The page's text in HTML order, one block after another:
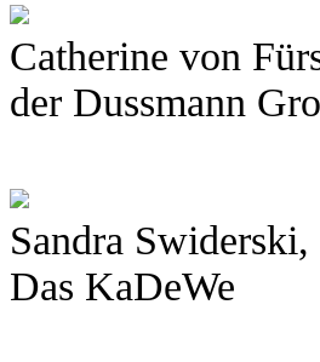
Catherine von
der Dussmann
Sandra
Das KaDeWe